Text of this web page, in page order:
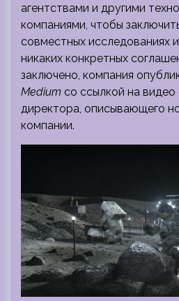
агентствами и другими
компаниями, чтобы
совместных исследованиях
никаких конкретных
заключено, компания
Medium со ссылкой на видео
директора, описывающего
компании.